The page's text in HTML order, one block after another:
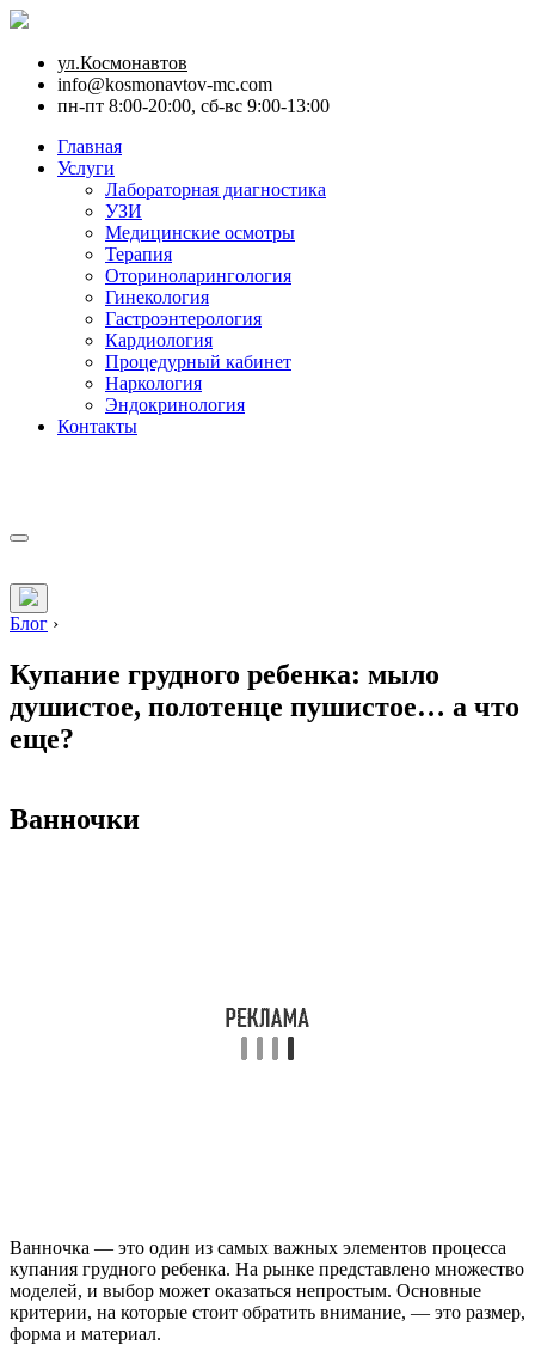
ул.Космонавтов
info@kosmonavtov-mc.com
пн-пт 8:00-20:00, сб-вс 9:00-13:00
Главная
Услуги
Лабораторная диагностика
УЗИ
Медицинские осмотры
Терапия
Оториноларингология
Гинекология
Гастроэнтерология
Кардиология
Процедурный кабинет
Наркология
Эндокринология
Контакты
Блог ›
Купание грудного ребенка: мыло
душистое, полотенце пушистое… а что
еще?
Ванночки
Ванночка — это один из самых важных элементов процесса
купания грудного ребенка. На рынке представлено множество
моделей, и выбор может оказаться непростым. Основные
критерии, на которые стоит обратить внимание, — это размер,
форма и материал.